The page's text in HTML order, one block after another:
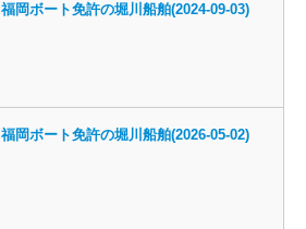
福岡ボート免許の堀川船舶(2024-09-03)
福岡ボート免許の堀川船舶(2026-05-02)